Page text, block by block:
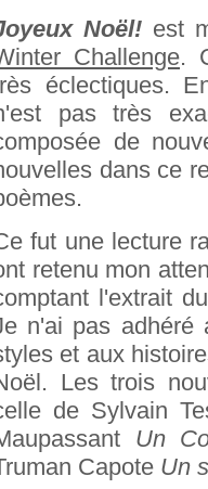
Noël! est
Challenge.
éclectiques.
pas très
de
dans ce
fut une lecture
retenu mon
l'extrait
n'ai pas adhéré
et aux
Les trois
de Sylvain
Un
Capote Un